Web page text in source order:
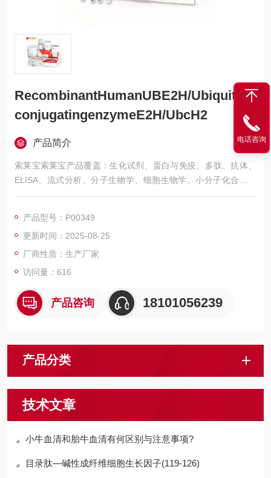
RecombinantHumanUBE2H/Ubiquitin-
conjugatingenzymeE2H/UbcH2
产品简介
索莱宝索莱宝产品覆盖：生化试剂、蛋白与免疫、多肽、抗体、
ELISA、流式分析、分子生物学、细胞生物学、小分子化合物、
生化试剂盒、染色试剂、分析标准品、微生物培养、层析介质、
UBE2H/Ubiquitin-conjugatingenzymeE2H/UbcH2
产品型号：P00349
更新时间：2025-08-25
厂商性质：生产厂家
访问量：616
产品咨询 18101056239
产品分类
技术文章
小牛血清和胎牛血清有何区别与注意事项?
目录肽—碱性成纤维细胞生长因子(119-126)
电话咨询